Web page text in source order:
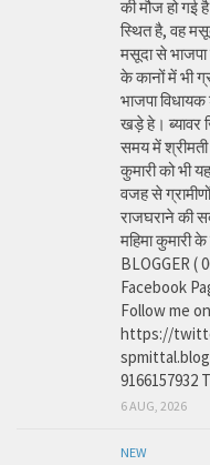
की मौज हो गई
स्थित है, वह
मसूदा से भाजपा
के कानों में भी
भाजपा
खड़े हे। ब्यावर
समय में श्रीमती
कुमारी को भी
वजह से
राजघराने की
महिमा कुमारी
BLOGGER (
Facebook
Follow me
https://
9166157932
6 AUG, 2026
NEW